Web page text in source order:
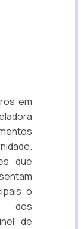
em
que
o
dos
de